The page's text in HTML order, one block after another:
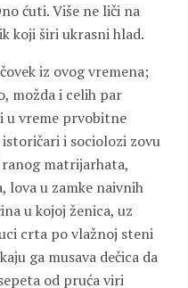
ćuti. Više ne liči na
koji širi ukrasni hlad.
iz ovog vremena;
možda i celih par
u vreme prvobitne
i sociolozi zovu
matrijarhata,
lova u zamke naivnih
u kojoj ženica, uz
crta po vlažnoj steni
ga musava dečica da
od pruća viri